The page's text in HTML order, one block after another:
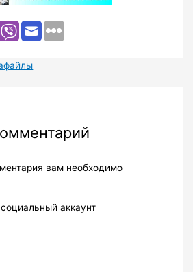
вам необходимо
аккаунт